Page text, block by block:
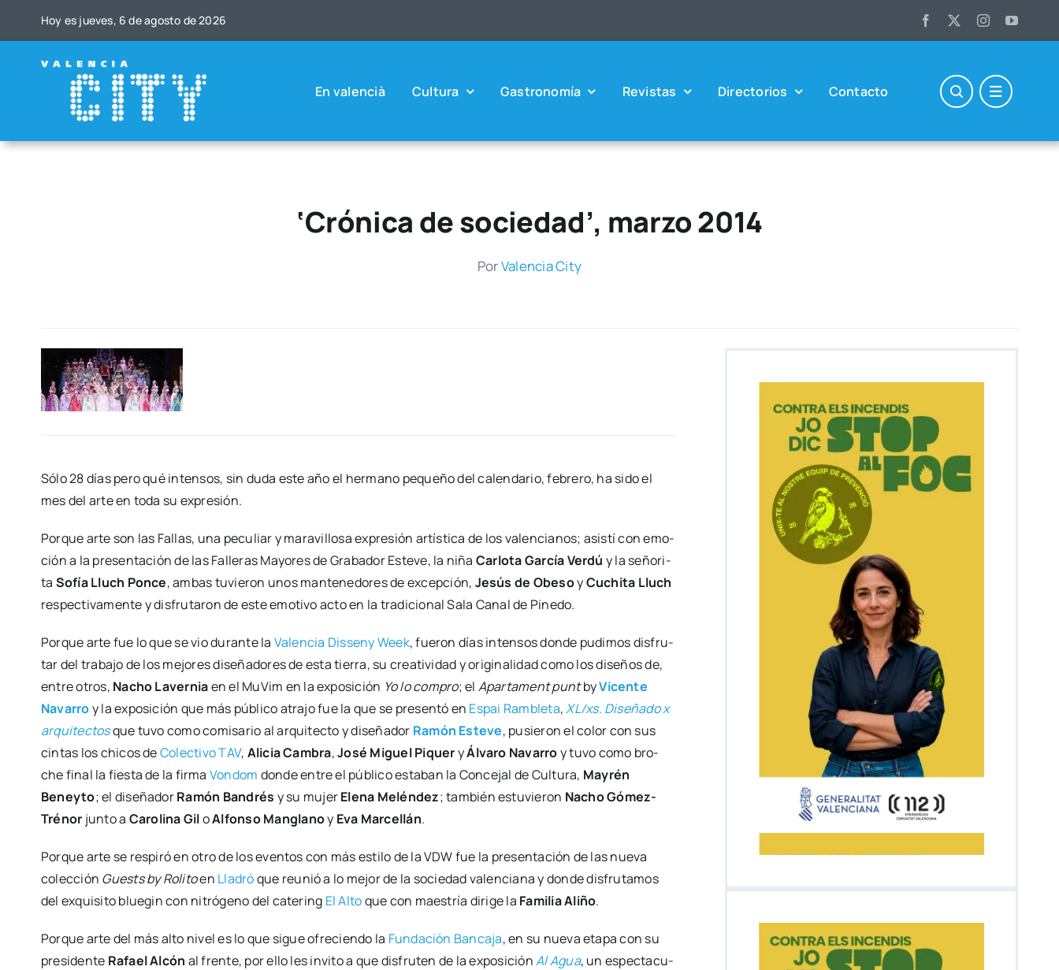
Hoy es jue­ves, 6 de agos­to de 2026
En valen­cià Cul­tu­ra Gas­tro­no­mía Revis­tas Direc­to­rios Con­tac­to
‘Crónica de sociedad’, marzo 2014
PorValen­cia City
Sólo 28 días pero qué inten­sos, sin duda este año el her­mano peque­ño del calen­da­rio, febre­ro, ha sido el
mes del arte en toda su expre­sión.
Por­que arte son las Fallas, una pecu­liar y mara­vi­llo­sa expre­sión artís­ti­ca de los valen­cia­nos; asis­tí con emo­
ción a la pre­sen­ta­ción de las Falle­ras Mayo­res de Gra­ba­dor Este­ve, la niña Car­lo­ta Gar­cía Ver­dú y la seño­ri­
ta Sofía Lluch Pon­ce, ambas tuvie­ron unos man­te­ne­do­res de excep­ción, Jesús de Obe­soyCuchi­ta Lluch
res­pec­ti­va­men­te y dis­fru­ta­ron de este emo­ti­vo acto en la tra­di­cio­nal Sala Canal de Pine­do.
Por­que arte fue lo que se vio duran­te la Valen­cia Dis­seny Week, fue­ron días inten­sos don­de pudi­mos dis­fru­
tar del tra­ba­jo de los mejo­res dise­ña­do­res de esta tie­rra, su crea­ti­vi­dad y ori­gi­na­li­dad como los dise­ños de,
entre otros, Nacho Laver­niaen el MuVim en la expo­si­ción Yo lo com­pro; el Apar­ta­ment puntbyVicen­te
Nava­rroy la expo­si­ción que más públi­co atra­jo fue la que se pre­sen­tó en Espai Ram­ble­ta,XL/xs. Dise­ña­do x
arqui­tec­tosque tuvo como comi­sa­rio al arqui­tec­to y dise­ña­dor Ramón Este­ve, pusie­ron el color con sus
cin­tas los chi­cos deColec­ti­vo TAV, Ali­cia Cam­bra,José Miguel PiqueryÁlva­ro Nava­rroy tuvo como bro­
che final la fies­ta de la fir­ma Von­dom don­de entre el públi­co esta­ban la Con­ce­jal de Cul­tu­ra, May­rén
Beney­to; el dise­ña­dorRamón Ban­drés y su mujerEle­na Melén­dez; tam­bién estu­vie­ron Nacho Gómez-
Tré­­nor jun­to a Caro­li­na GiloAlfon­so Man­glanoy Eva Mar­ce­llán.
Por­que arte se res­pi­ró en otro de los even­tos con más esti­lo de la VDW fue la pre­sen­ta­ción de las nue­va
colec­ción Guests by Roli­toen Lla­dróque reu­nió a lo mejor de la socie­dad valen­cia­na y don­de dis­fru­ta­mos
del exqui­si­to blue­gin con nitró­geno del cate­ring El Altoque con maes­tría diri­ge la Fami­lia Ali­ño.
Por­que arte del más alto nivel es lo que sigue ofre­cien­do la Fun­da­ción Ban­ca­ja, en su nue­va eta­pa con su
pre­si­den­te Rafael Alcón al fren­te, por ello les invi­to a que dis­fru­ten de la expo­si­ciónAl Agua, un espec­ta­cu­